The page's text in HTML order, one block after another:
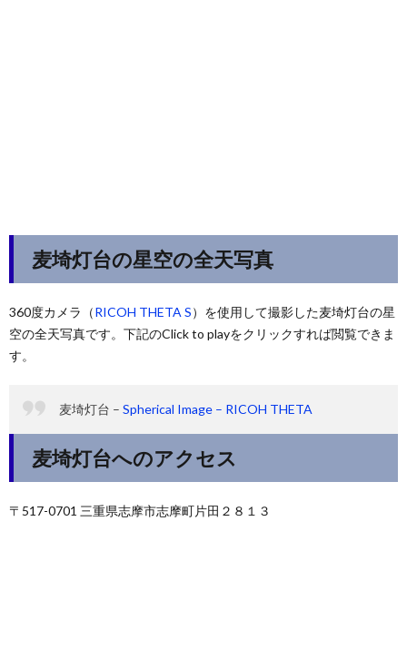
麦埼灯台の星空の全天写真
360度カメラ（RICOH THETA S）を使用して撮影した麦埼灯台の星
空の全天写真です。下記のClick to playをクリックすれば閲覧できま
す。
麦埼灯台 – Spherical Image – RICOH THETA
麦埼灯台へのアクセス
〒517-0701 三重県志摩市志摩町片田２８１３